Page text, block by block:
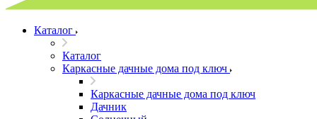
Каталог
Каталог
Каркасные дачные дома под ключ
Каркасные дачные дома под ключ
Дачник